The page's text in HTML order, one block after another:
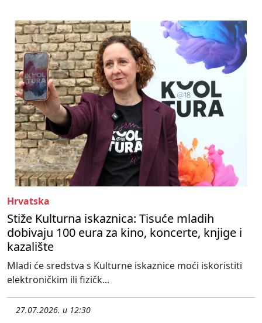
Hrvatska
Stiže Kulturna iskaznica: Tisuće mladih
dobivaju 100 eura za kino, koncerte, knjige i
kazalište
Mladi će sredstva s Kulturne iskaznice moći iskoristiti
elektroničkim ili fizičk...
27.07.2026. u 12:30